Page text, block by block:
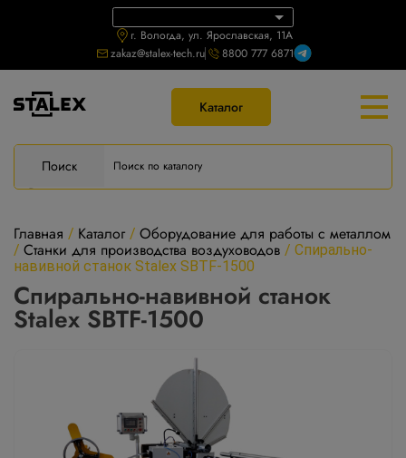
г. Вологда, ул. Ярославская, 11А
zakaz@stalex-tech.ru
8800 777 6871
Каталог
Поиск
Главная / Каталог / Оборудование для работы с металлом
/ Станки для производства воздуховодов / Спирально-
навивной cтанок Stalex SBTF-1500
Спирально-навивной cтанок
Stalex SBTF-1500